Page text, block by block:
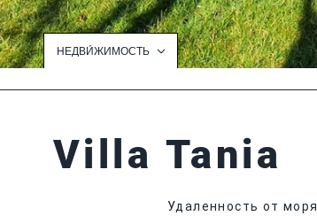
НЕДВИ́ЖИМОСТЬ
Villa Tania
Удаленность от моря